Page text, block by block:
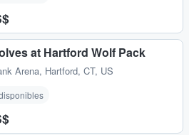
at Hartford Wolf Pack
Arena, Hartford, CT, US